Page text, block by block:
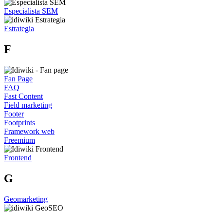
Especialista SEM
Estrategia
F
Fan Page
FAQ
Fast Content
Field marketing
Footer
Footprints
Framework web
Freemium
Frontend
G
Geomarketing